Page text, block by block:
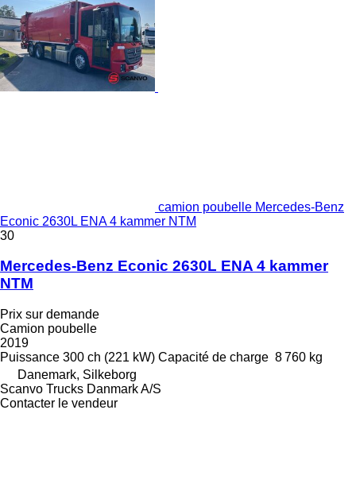
camion poubelle Mercedes-Benz
Econic 2630L ENA 4 kammer NTM
30
Mercedes-Benz Econic 2630L ENA 4 kammer
NTM
Prix sur demande
Camion poubelle
2019
Puissance 300 ch (221 kW) Capacité de charge 8 760 kg
Danemark, Silkeborg
Scanvo Trucks Danmark A/S
Contacter le vendeur